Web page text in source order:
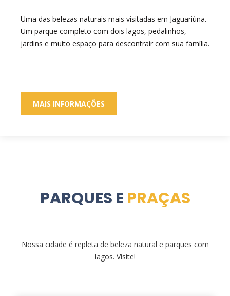
Uma das belezas naturais mais visitadas em Jaguariúna.
Um parque completo com dois lagos, pedalinhos,
jardins e muito espaço para descontrair com sua família.
MAIS INFORMAÇÕES
PARQUES E PRAÇAS
Nossa cidade é repleta de beleza natural e parques com
lagos. Visite!